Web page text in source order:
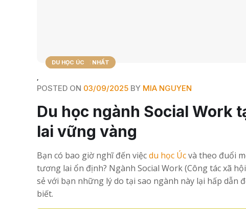
TIN TỨC MỚI NHẤT
,
DU HỌC ÚC
POSTED ON 03/09/2025 BY MIA NGUYEN
Du học ngành Social Work
lai vững vàng
Bạn có bao giờ nghĩ đến việcdu học Úcvà theo đuổi
tương lai ổn định? Ngành Social Work (Công tác xã
sẻ với bạn những lý do tại sao ngành này lại hấp dẫn
biết.